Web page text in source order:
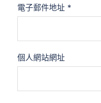
電子郵件地址 *
個人網站網址